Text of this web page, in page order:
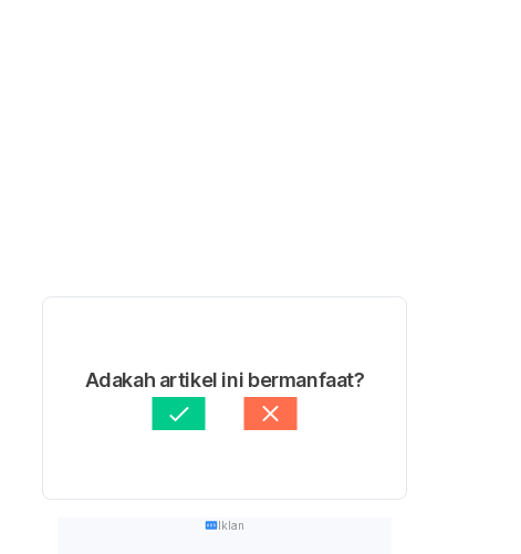
Adakah artikel ini bermanfaat?
Iklan